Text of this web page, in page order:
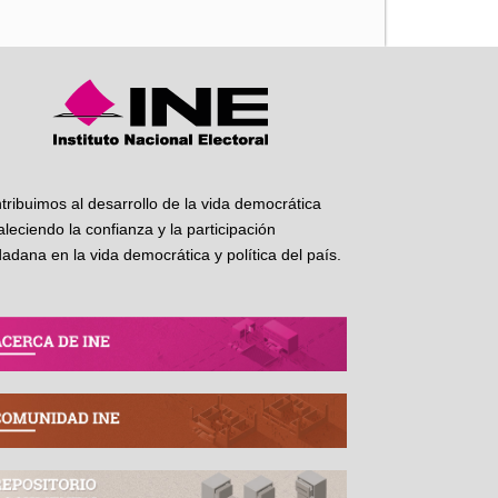
al desarrollo de la vida democrática
la confianza y la participación
en la vida democrática y política del país.